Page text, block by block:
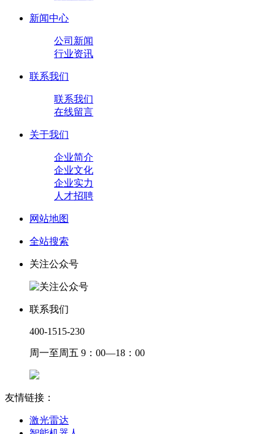
新闻中心
公司新闻
行业资讯
联系我们
联系我们
在线留言
关于我们
企业简介
企业文化
企业实力
人才招聘
网站地图
全站搜索
关注公众号
联系我们
400-1515-230
周一至周五 9：00—18：00
友情链接：
激光雷达